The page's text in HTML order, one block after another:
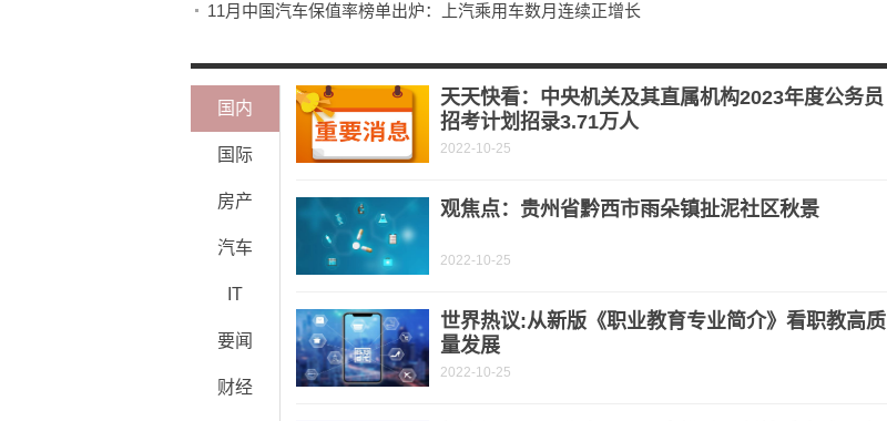
11月中国汽车保值率榜单出炉：上汽乘用车数月连续正增长
国内
国际
房产
汽车
IT
要闻
财经
天天快看：中央机关及其直属机构2023年度公务员
招考计划招录3.71万人
2022-10-25
观焦点：贵州省黔西市雨朵镇扯泥社区秋景
2022-10-25
世界热议:从新版《职业教育专业简介》看职教高质
量发展
2022-10-25